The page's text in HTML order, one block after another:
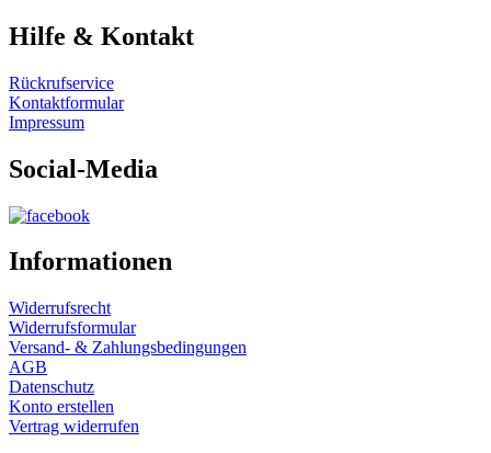
Hilfe & Kontakt
Rückrufservice
Kontaktformular
Impressum
Social-Media
Informationen
Widerrufsrecht
Widerrufsformular
Versand- & Zahlungsbedingungen
AGB
Datenschutz
Konto erstellen
Vertrag widerrufen